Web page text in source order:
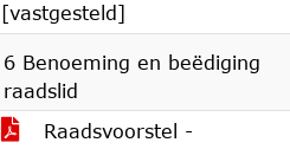
[vastgesteld]
6 Benoeming en beëdiging
raadslid
Raadsvoorstel -